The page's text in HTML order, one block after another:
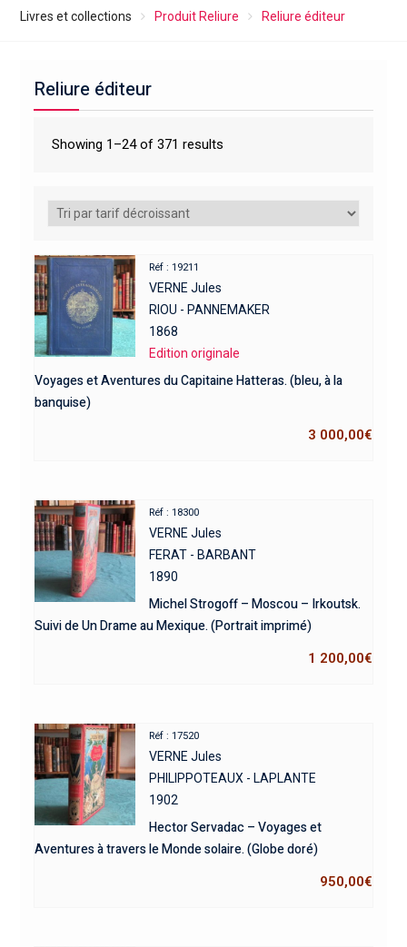
Livres et collections Produit Reliure Reliure éditeur
Reliure éditeur
Showing 1–24 of 371 results
Réf : 19211
VERNE Jules
RIOU - PANNEMAKER
1868
Edition originale
Voyages et Aventures du Capitaine Hatteras. (bleu, à la
banquise)
3 000,00€
Réf : 18300
VERNE Jules
FERAT - BARBANT
1890
Michel Strogoff – Moscou – Irkoutsk.
Suivi de Un Drame au Mexique. (Portrait imprimé)
1 200,00€
Réf : 17520
VERNE Jules
PHILIPPOTEAUX - LAPLANTE
1902
Hector Servadac – Voyages et
Aventures à travers le Monde solaire. (Globe doré)
950,00€